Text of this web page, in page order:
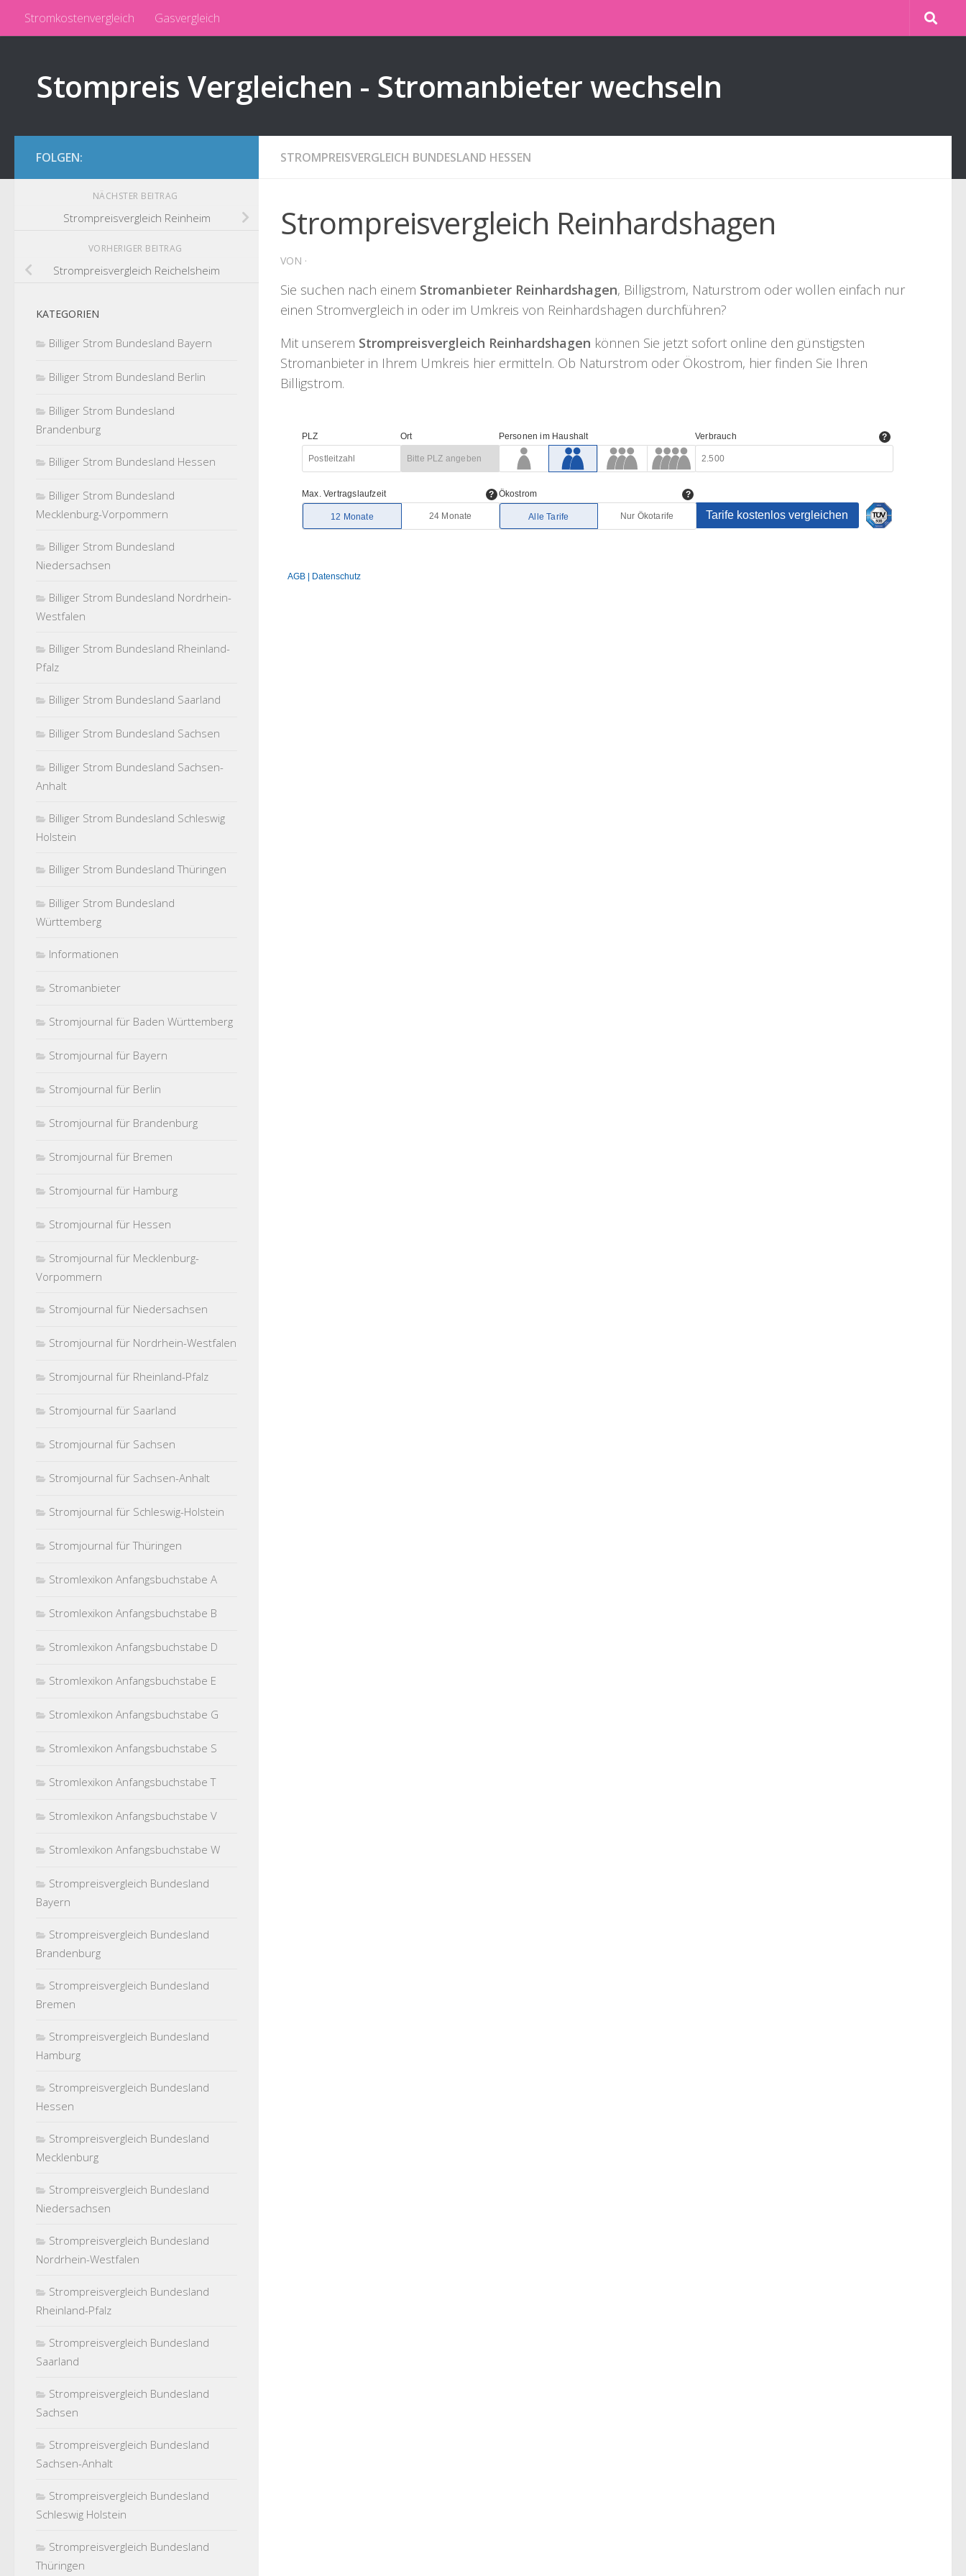
Zum Inhalt springen
Stromkostenvergleich Gasvergleich
Stompreis Vergleichen - Stromanbieter wechseln
STROMPREISVERGLEICH BUNDESLAND HESSEN
Strompreisvergleich Reinhardshagen
VON ·
Sie suchen nach einem Stromanbieter Reinhardshagen, Billigstrom, Naturstrom oder wollen einfach nur
einen Stromvergleich in oder im Umkreis von Reinhardshagen durchführen?
Mit unserem Strompreisvergleich Reinhardshagen können Sie jetzt sofort online den günstigsten
Stromanbieter in Ihrem Umkreis hier ermitteln. Ob Naturstrom oder Ökostrom, hier finden Sie Ihren
Billigstrom.
FOLGEN:
NÄCHSTER BEITRAG
Strompreisvergleich Reinheim
VORHERIGER BEITRAG
Strompreisvergleich Reichelsheim
KATEGORIEN
Billiger Strom Bundesland Bayern
Billiger Strom Bundesland Berlin
Billiger Strom Bundesland
Brandenburg
Billiger Strom Bundesland Hessen
Billiger Strom Bundesland
Mecklenburg-Vorpommern
Billiger Strom Bundesland
Niedersachsen
Billiger Strom Bundesland Nordrhein-
Westfalen
Billiger Strom Bundesland Rheinland-
Pfalz
Billiger Strom Bundesland Saarland
Billiger Strom Bundesland Sachsen
Billiger Strom Bundesland Sachsen-
Anhalt
Billiger Strom Bundesland Schleswig
Holstein
Billiger Strom Bundesland Thüringen
Billiger Strom Bundesland
Württemberg
Informationen
Stromanbieter
Stromjournal für Baden Württemberg
Stromjournal für Bayern
Stromjournal für Berlin
Stromjournal für Brandenburg
Stromjournal für Bremen
Stromjournal für Hamburg
Stromjournal für Hessen
Stromjournal für Mecklenburg-
Vorpommern
Stromjournal für Niedersachsen
Stromjournal für Nordrhein-Westfalen
Stromjournal für Rheinland-Pfalz
Stromjournal für Saarland
Stromjournal für Sachsen
Stromjournal für Sachsen-Anhalt
Stromjournal für Schleswig-Holstein
Stromjournal für Thüringen
Stromlexikon Anfangsbuchstabe A
Stromlexikon Anfangsbuchstabe B
Stromlexikon Anfangsbuchstabe D
Stromlexikon Anfangsbuchstabe E
Stromlexikon Anfangsbuchstabe G
Stromlexikon Anfangsbuchstabe S
Stromlexikon Anfangsbuchstabe T
Stromlexikon Anfangsbuchstabe V
Stromlexikon Anfangsbuchstabe W
Strompreisvergleich Bundesland
Bayern
Strompreisvergleich Bundesland
Brandenburg
Strompreisvergleich Bundesland
Bremen
Strompreisvergleich Bundesland
Hamburg
Strompreisvergleich Bundesland
Hessen
Strompreisvergleich Bundesland
Mecklenburg
Strompreisvergleich Bundesland
Niedersachsen
Strompreisvergleich Bundesland
Nordrhein-Westfalen
Strompreisvergleich Bundesland
Rheinland-Pfalz
Strompreisvergleich Bundesland
Saarland
Strompreisvergleich Bundesland
Sachsen
Strompreisvergleich Bundesland
Sachsen-Anhalt
Strompreisvergleich Bundesland
Schleswig Holstein
Strompreisvergleich Bundesland
Thüringen